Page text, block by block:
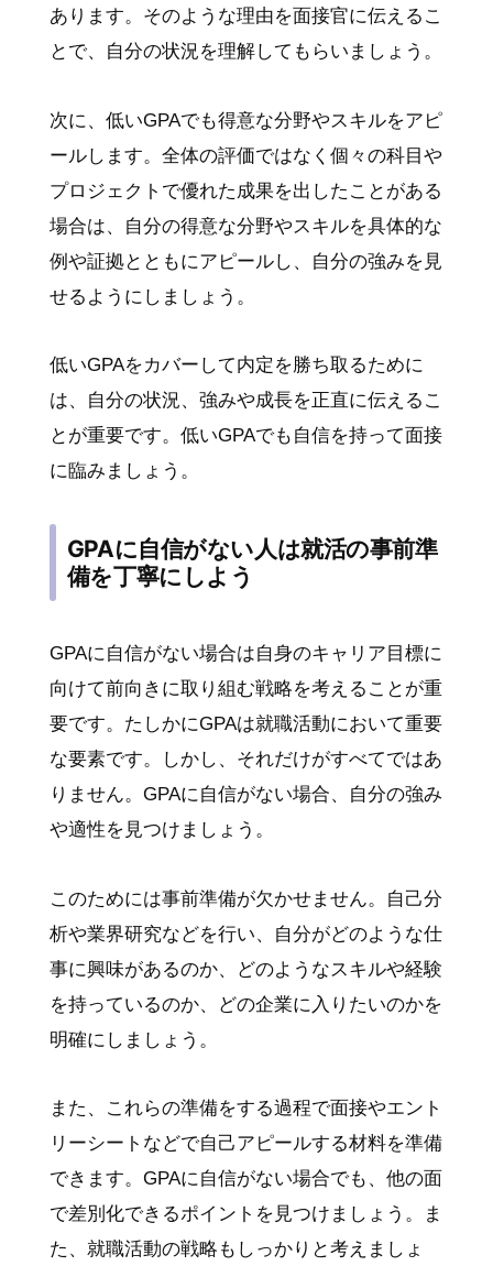
あります。そのような理由を面接官に伝えるこ
とで、自分の状況を理解してもらいましょう。
次に、低いGPAでも得意な分野やスキルをアピ
ールします。全体の評価ではなく個々の科目や
プロジェクトで優れた成果を出したことがある
場合は、自分の得意な分野やスキルを具体的な
例や証拠とともにアピールし、自分の強みを見
せるようにしましょう。
低いGPAをカバーして内定を勝ち取るために
は、自分の状況、強みや成長を正直に伝えるこ
とが重要です。低いGPAでも自信を持って面接
に臨みましょう。
GPAに自信がない人は就活の事前準
備を丁寧にしよう
GPAに自信がない場合は自身のキャリア目標に
向けて前向きに取り組む戦略を考えることが重
要です。たしかにGPAは就職活動において重要
な要素です。しかし、それだけがすべてではあ
りません。GPAに自信がない場合、自分の強み
や適性を見つけましょう。
このためには事前準備が欠かせません。自己分
析や業界研究などを行い、自分がどのような仕
事に興味があるのか、どのようなスキルや経験
を持っているのか、どの企業に入りたいのかを
明確にしましょう。
また、これらの準備をする過程で面接やエント
リーシートなどで自己アピールする材料を準備
できます。GPAに自信がない場合でも、他の面
で差別化できるポイントを見つけましょう。ま
た、就職活動の戦略もしっかりと考えましょ